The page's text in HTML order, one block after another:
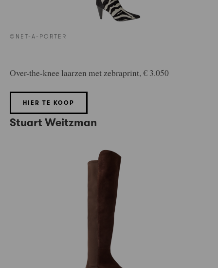
©NET-A-PORTER
Over-the-knee laarzen met zebraprint, € 3.050
HIER TE KOOP
Stuart Weitzman